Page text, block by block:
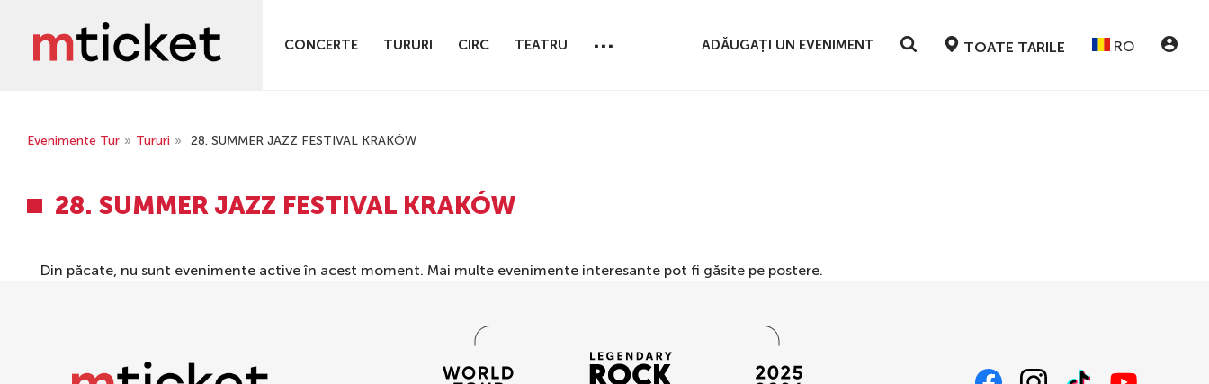
CONCERTE TURURI CIRC TEATRU ... ADĂUGAȚI UN EVENIMENT TOATE TARILE RO
Evenimente Tur » Tururi » 28. SUMMER JAZZ FESTIVAL KRAKÓW
28. SUMMER JAZZ FESTIVAL KRAKÓW
Din păcate, nu sunt evenimente active în acest moment. Mai multe evenimente interesante pot fi găsite pe postere.